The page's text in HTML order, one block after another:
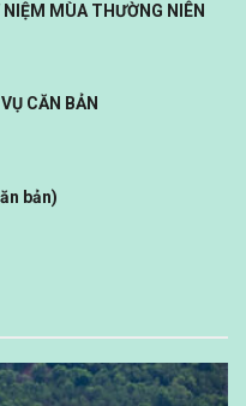
MÙA THƯỜNG NIÊN
CĂN BẢN
bản)